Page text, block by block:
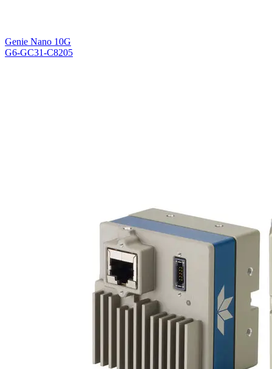
Genie Nano 10G
G6-GC31-C8205